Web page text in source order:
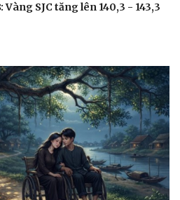
SJC tăng lên 140,3 - 143,3